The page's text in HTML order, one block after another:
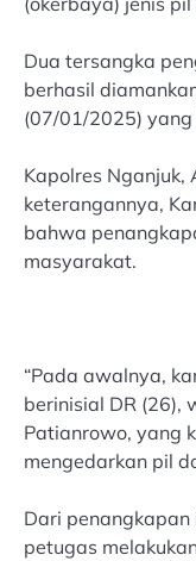
Dua tersangka
berhasil
(07/01/2025) yang
Kapolres Nganjuk,
keterangannya,
bahwa
masyarakat.
“Pada awalnya,
berinisial DR (26),
Patianrowo, yang
mengedarkan pil
Dari penangkapan
petugas